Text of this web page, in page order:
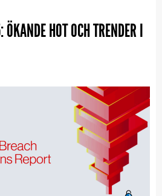
HOT OCH TRENDER I